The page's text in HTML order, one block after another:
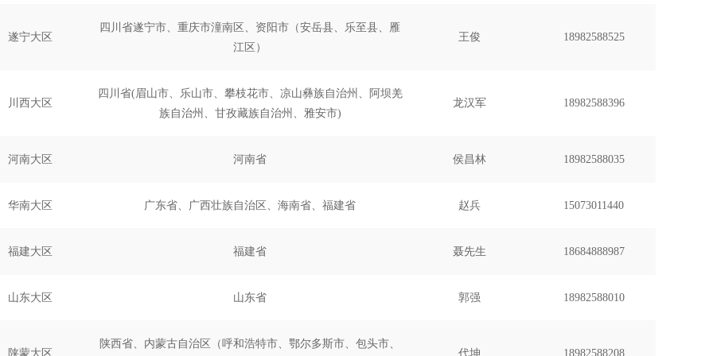
遂宁大区
四川省遂宁市、重庆市潼南区、资阳市（安岳县、乐至县、雁
江区）
王俊 18982588525
川西大区
四川省(眉山市、乐山市、攀枝花市、凉山彝族自治州、阿坝羌
族自治州、甘孜藏族自治州、雅安市)
龙汉军 18982588396
河南大区 河南省 侯昌林 18982588035
华南大区 广东省、广西壮族自治区、海南省、福建省 赵兵 15073011440
福建大区 福建省 聂先生 18684888987
山东大区 山东省 郭强 18982588010
陕蒙大区
陕西省、内蒙古自治区（呼和浩特市、鄂尔多斯市、包头市、
代坤
18982588208